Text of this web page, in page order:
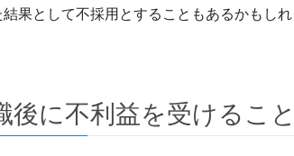
果として不採用とすることもあるかもし
後に不利益を受けるこ